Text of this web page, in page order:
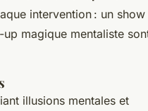
intervention : un
magique mentaliste
illusions mentales et